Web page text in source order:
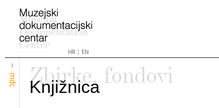
HR| EN
mdc
Zbirke, fondovi
Knjižnica